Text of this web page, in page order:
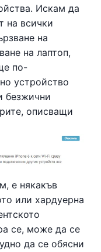
Искам да
на всички
на
на лаптоп,
по-
устройство
безжични
описващи
е някакъв
или хардуерна
се, може да се
да се обясни